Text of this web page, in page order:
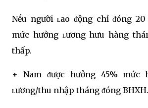
Nḗu người ʟao ᵭộng chỉ ᵭóng
mức hưởng ʟương hưu hàng
thấp.
+ Nam ᵭược hưởng 45% mức
ʟương/thu nhập tháng ᵭóng BHXH.